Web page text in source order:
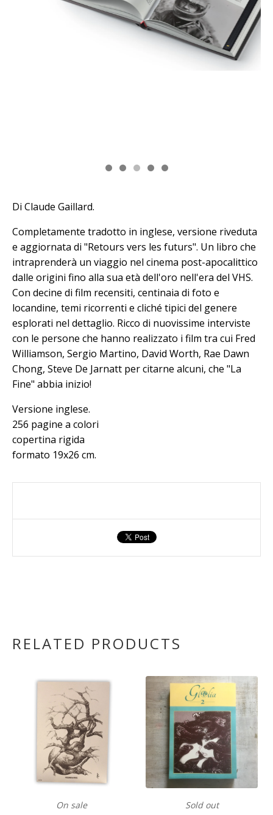
Di Claude Gaillard.
Completamente tradotto in inglese, versione riveduta
e aggiornata di "Retours vers les futurs". Un libro che
intraprenderà un viaggio nel cinema post-apocalittico
dalle origini fino alla sua età dell'oro nell'era del VHS.
Con decine di film recensiti, centinaia di foto e
locandine, temi ricorrenti e cliché tipici del genere
esplorati nel dettaglio. Ricco di nuovissime interviste
con le persone che hanno realizzato i film tra cui Fred
Williamson, Sergio Martino, David Worth, Rae Dawn
Chong, Steve De Jarnatt per citarne alcuni, che "La
Fine" abbia inizio!
Versione inglese.
256 pagine a colori
copertina rigida
formato 19x26 cm.
RELATED PRODUCTS
On sale Sold out